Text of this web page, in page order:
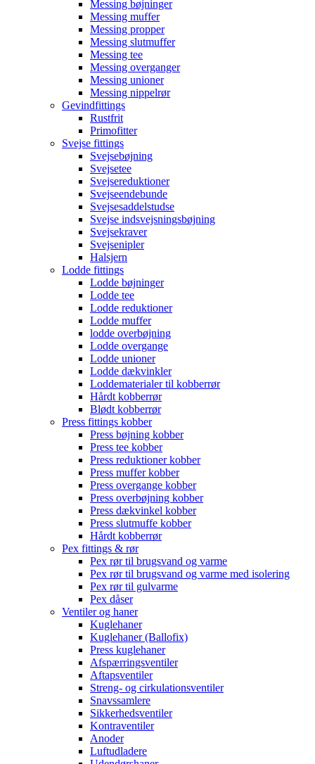
Messing bøjninger
Messing muffer
Messing propper
Messing slutmuffer
Messing tee
Messing overganger
Messing unioner
Messing nippelrør
Gevindfittings
Rustfrit
Primofitter
Svejse fittings
Svejsebøjning
Svejsetee
Svejsereduktioner
Svejseendebunde
Svejsesaddelstudse
Svejse indsvejsningsbøjning
Svejsekraver
Svejsenipler
Halsjern
Lodde fittings
Lodde bøjninger
Lodde tee
Lodde reduktioner
Lodde muffer
lodde overbøjning
Lodde overgange
Lodde unioner
Lodde dækvinkler
Loddematerialer til kobberrør
Hårdt kobberrør
Blødt kobberrør
Press fittings kobber
Press bøjning kobber
Press tee kobber
Press reduktioner kobber
Press muffer kobber
Press overgange kobber
Press overbøjning kobber
Press dækvinkel kobber
Press slutmuffe kobber
Hårdt kobberrør
Pex fittings & rør
Pex rør til brugsvand og varme
Pex rør til brugsvand og varme med isolering
Pex rør til gulvarme
Pex dåser
Ventiler og haner
Kuglehaner
Kuglehaner (Ballofix)
Press kuglehaner
Afspærringsventiler
Aftapsventiler
Streng- og cirkulationsventiler
Snavssamlere
Sikkerhedsventiler
Kontraventiler
Anoder
Luftudladere